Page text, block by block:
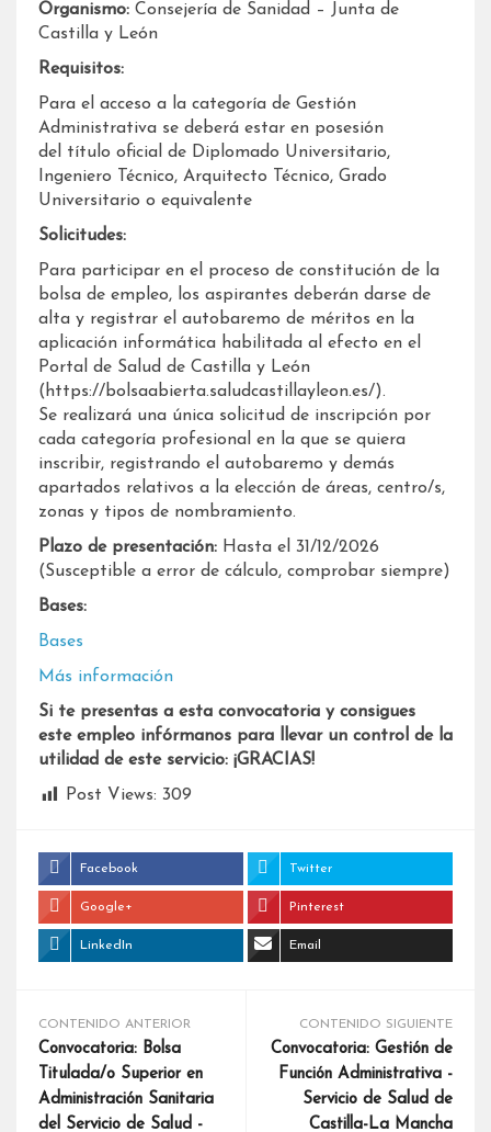
Organismo: Consejería de Sanidad – Junta de
Castilla y León
Requisitos:
Para el acceso a la categoría de Gestión
Administrativa se deberá estar en posesión
del título oficial de Diplomado Universitario,
Ingeniero Técnico, Arquitecto Técnico, Grado
Universitario o equivalente
Solicitudes:
Para participar en el proceso de constitución de la
bolsa de empleo, los aspirantes deberán darse de
alta y registrar el autobaremo de méritos en la
aplicación informática habilitada al efecto en el
Portal de Salud de Castilla y León
(https://bolsaabierta.saludcastillayleon.es/).
Se realizará una única solicitud de inscripción por
cada categoría profesional en la que se quiera
inscribir, registrando el autobaremo y demás
apartados relativos a la elección de áreas, centro/s,
zonas y tipos de nombramiento.
Plazo de presentación: Hasta el 31/12/2026
(Susceptible a error de cálculo, comprobar siempre)
Bases:
Bases
Más información
Si te presentas a esta convocatoria y consigues
este empleo infórmanos para llevar un control de la
utilidad de este servicio: ¡GRACIAS!
Post Views: 309
Facebook Twitter
Google+ Pinterest
LinkedIn Email
CONTENIDO ANTERIOR
Convocatoria: Bolsa
Titulada/o Superior en
Administración Sanitaria
del Servicio de Salud -
CONTENIDO SIGUIENTE
Convocatoria: Gestión de
Función Administrativa -
Servicio de Salud de
Castilla-La Mancha